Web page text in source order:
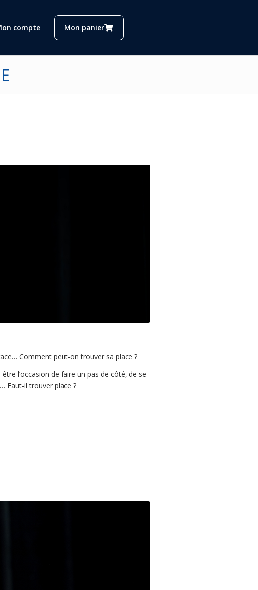
compte
Mon panier
Comment peut-on trouver sa place ?
l’occasion de faire un pas de côté, de se
Faut-il trouver place ?